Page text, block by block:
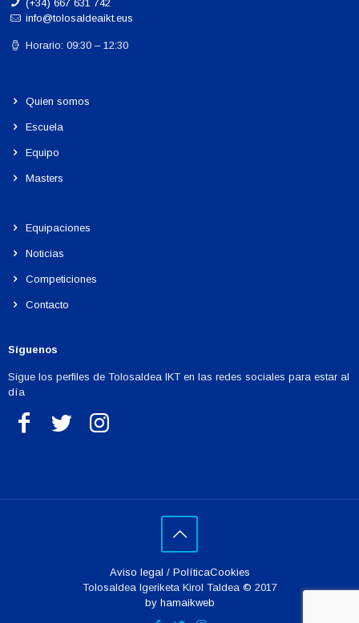
(+34) 667 631 742
info@tolosaldeaikt.eus
Horario: 09:30 – 12:30
Quien somos
Escuela
Equipo
Masters
Equipaciones
Noticias
Competiciones
Contacto
Síguenos
Sigue los perfiles de Tolosaldea IKT en las redes sociales para estar al
día
Aviso legal / PolíticaCookies
Tolosaldea Igeriketa Kirol Taldea © 2017
by hamaikweb